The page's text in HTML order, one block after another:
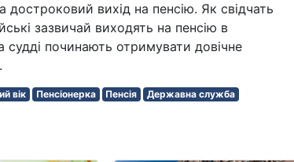
вихід на пенсію. Як свідчать
зазвичай виходять на пенсію в
починають отримувати довічне
вік Пенсіонерка Пенсія
Державна служба